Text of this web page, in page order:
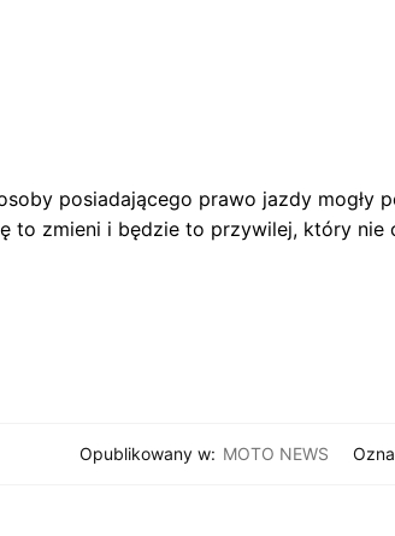
posiadającego prawo jazdy
to zmieni i będzie to przywilej, który
Opublikowany w: MOTO NEWS